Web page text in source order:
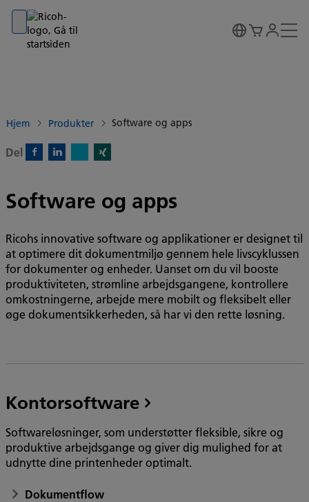
Go to banner
Go to content
Go to footer
Hjem Produkter Software og apps
Del
Software og apps
Ricohs innovative software og applikationer er designet til
at optimere dit dokumentmiljø gennem hele livscyklussen
for dokumenter og enheder. Uanset om du vil booste
produktiviteten, strømline arbejdsgangene, kontrollere
omkostningerne, arbejde mere mobilt og fleksibelt eller
øge dokumentsikkerheden, så har vi den rette løsning.
Kontorsoftware
Softwareløsninger, som understøtter fleksible, sikre og
produktive arbejdsgange og giver dig mulighed for at
udnytte dine printenheder optimalt.
Dokumentflow